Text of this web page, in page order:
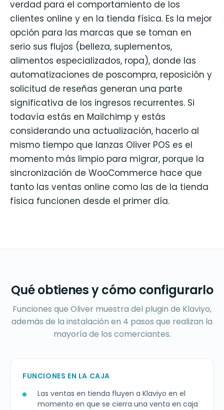
verdad para el comportamiento de los
clientes online y en la tienda física. Es la mejor
opción para las marcas que se toman en
serio sus flujos (belleza, suplementos,
alimentos especializados, ropa), donde las
automatizaciones de poscompra, reposición y
solicitud de reseñas generan una parte
significativa de los ingresos recurrentes. Si
todavía estás en Mailchimp y estás
considerando una actualización, hacerlo al
mismo tiempo que lanzas Oliver POS es el
momento más limpio para migrar, porque la
sincronización de WooCommerce hace que
tanto las ventas online como las de la tienda
física funcionen desde el primer día.
Qué obtienes y cómo configurarlo
Funciones que Oliver muestra del plugin de Klaviyo,
además de la instalación en 4 pasos que realizan la
mayoría de los comerciantes.
FUNCIONES EN LA CAJA
Las ventas en tienda fluyen a Klaviyo en el
momento en que se cierra una venta en caja